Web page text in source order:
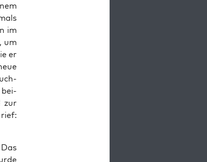
im
um
er
bei­
zur